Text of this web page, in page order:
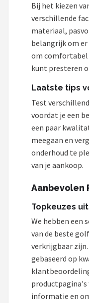
Bij het kiezen
verschillende
materiaal,
belangrijk om
om
kunt presteren
Laatste tips
Test
voordat je een
een paar
meegaan en
onderhoud te
van je aankoop.
Aanbevolen
Topkeuzes
We hebben een
van de beste
verkrijgbaar
gebaseerd op
informatie en